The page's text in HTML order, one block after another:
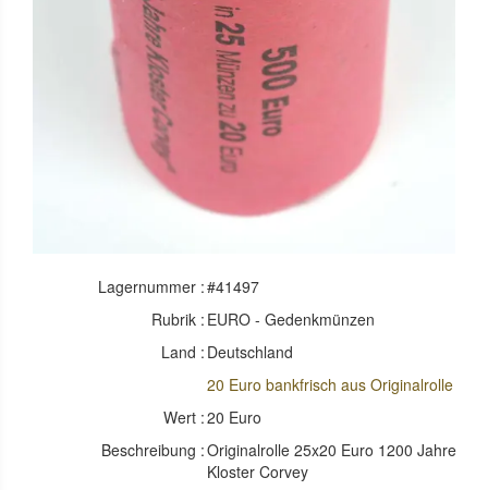
Lagernummer :#41497
Rubrik : EURO - Gedenkmünzen
Land : Deutschland
20 Euro bankfrisch aus Originalrolle
Wert :20 Euro
Beschreibung :Originalrolle 25x20 Euro 1200 Jahre
Kloster Corvey